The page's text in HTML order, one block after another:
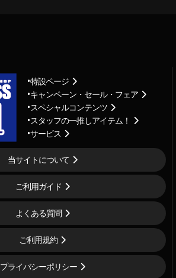
特設ページ
キャンペーン・セール・フェア
スペシャルコンテンツ
スタッフの一推しアイテム！
サービス
当サイトについて
ご利用ガイド
よくある質問
ご利用規約
プライバシーポリシー